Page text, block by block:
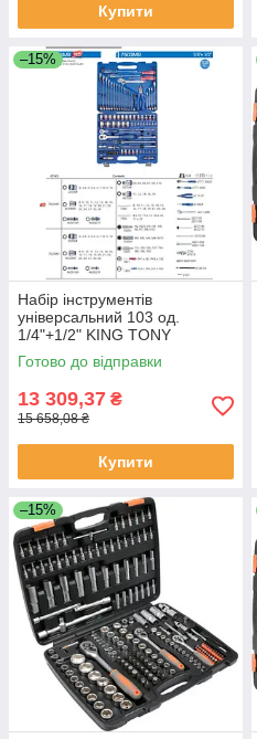
Купити
–15%
Набір інструментів
універсальний 103 од.
1/4"+1/2" KING TONY
7503MR (Тайвань)
Готово до відправки
13 309,37 ₴
15 658,08 ₴
Купити
–15%